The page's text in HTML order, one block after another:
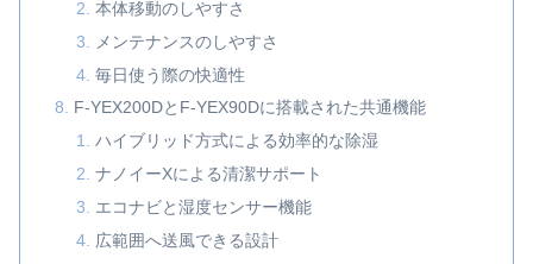
本体移動のしやすさ
メンテナンスのしやすさ
毎日使う際の快適性
F-YEX200DとF-YEX90Dに搭載された共通機能
ハイブリッド方式による効率的な除湿
ナノイーXによる清潔サポート
エコナビと湿度センサー機能
広範囲へ送風できる設計